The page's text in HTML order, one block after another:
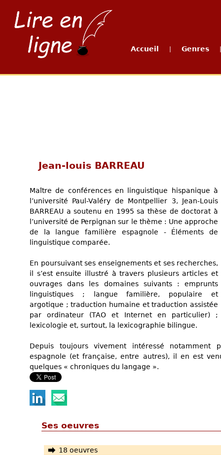
Accueil Genres
Jean-louis BARREAU
Maître de conférences en linguistique hispanique à
l’université Paul-Valéry de Montpellier 3, Jean-Louis
BARREAU a soutenu en 1995 sa thèse de doctorat à
l’université de Perpignan sur le thème : Une approche
de la langue familière espagnole - Éléments de
linguistique comparée.
En poursuivant ses enseignements et ses recherches,
il s’est ensuite illustré à travers plusieurs articles et
ouvrages dans les domaines suivants : emprunts
linguistiques ; langue familière, populaire et
argotique ; traduction humaine et traduction assistée
par ordinateur (TAO et Internet en particulier) ;
lexicologie et, surtout, la lexicographie bilingue.
Depuis toujours vivement intéressé
espagnole (et française, entre autres), il en est
quelques « chroniques du langage ».
Ses oeuvres
18 oeuvres